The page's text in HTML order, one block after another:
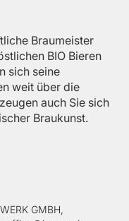
Braumeister
BIO Bieren
sich seine
weit über die
auch Sie sich
Braukunst.
GMBH,